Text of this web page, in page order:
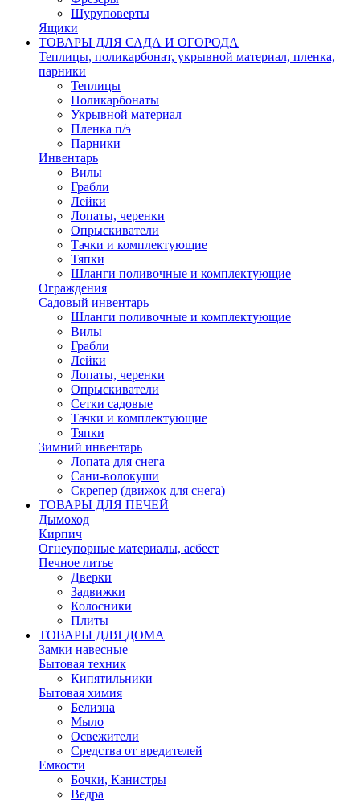
Шуруповерты
Ящики
ТОВАРЫ ДЛЯ САДА И ОГОРОДА
Теплицы, поликарбонат, укрывной материал, пленка,
парники
Теплицы
Поликарбонаты
Укрывной материал
Пленка п/э
Парники
Инвентарь
Вилы
Грабли
Лейки
Лопаты, черенки
Опрыскиватели
Тачки и комплектующие
Тяпки
Шланги поливочные и комплектующие
Ограждения
Садовый инвентарь
Шланги поливочные и комплектующие
Вилы
Грабли
Лейки
Лопаты, черенки
Опрыскиватели
Сетки садовые
Тачки и комплектующие
Тяпки
Зимний инвентарь
Лопата для снега
Сани-волокуши
Скрепер (движок для снега)
ТОВАРЫ ДЛЯ ПЕЧЕЙ
Дымоход
Кирпич
Огнеупорные материалы, асбест
Печное литье
Дверки
Задвижки
Колосники
Плиты
ТОВАРЫ ДЛЯ ДОМА
Замки навесные
Бытовая техник
Кипятильники
Бытовая химия
Белизна
Мыло
Освежители
Средства от вредителей
Емкости
Бочки, Канистры
Ведра